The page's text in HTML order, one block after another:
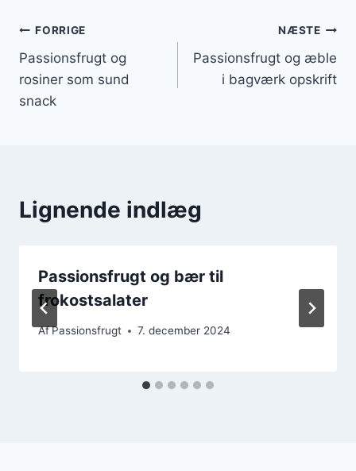
Indlægsnavigation
FORRIGE
Passionsfrugt og
rosiner som sund
snack
NÆSTE
Passionsfrugt og æble
i bagværk opskrift
Lignende indlæg
Passionsfrugt og bær til
frokostsalater
AfPassionsfrugt 7. december 2024